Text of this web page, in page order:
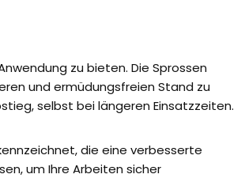
zu bieten. Die Sprossen
und ermüdungsfreien Stand zu
selbst bei längeren Einsatzzeiten.
die eine verbesserte
um Ihre Arbeiten sicher